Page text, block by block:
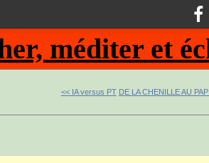
méditer et
<< IA versus PT DE LA CHENILLE AU